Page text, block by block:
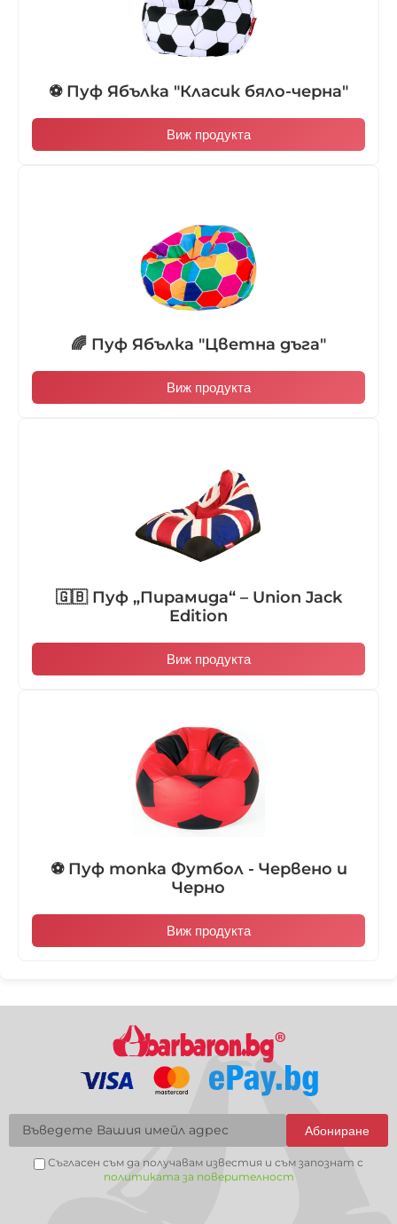
⚽ Пуф Ябълка "Класик бяло-черна"
Виж продукта
🌈 Пуф Ябълка "Цветна дъга"
Виж продукта
🇬🇧 Пуф „Пирамида“ – Union Jack
Edition
Виж продукта
⚽ Пуф топка Футбол - Червено и
Черно
Виж продукта
Абониране
Съгласен съм да получавам известия и съм запознат с
политиката за поверителност